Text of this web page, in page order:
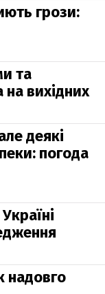
грози:
та
вихідних
деякі
погода
надовго